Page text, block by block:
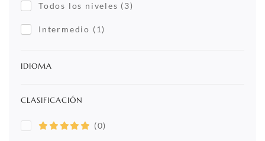
Todos los niveles (3)
Intermedio (1)
IDIOMA
CLASIFICACIÓN
(0)